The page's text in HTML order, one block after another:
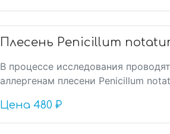
Плесень Penicillum
В процессе исследования
аллергенам плесени Penicillum
Цена 480 ₽